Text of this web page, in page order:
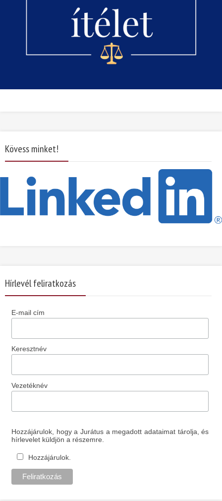
Kövess minket!
Hírlevél feliratkozás
E-mail cím
Keresztnév
Vezetéknév
Hozzájárulok, hogy a Jurátus a megadott adataimat tárolja, és
hírlevelet küldjön a részemre.
Hozzájárulok.